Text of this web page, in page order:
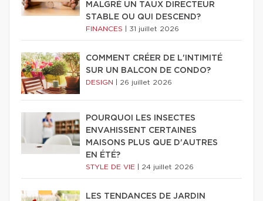
MALGRÉ UN TAUX DIRECTEUR
STABLE OU QUI DESCEND?
FINANCES 31 juillet 2026
COMMENT CRÉER DE L'INTIMITÉ
SUR UN BALCON DE CONDO?
DESIGN 26 juillet 2026
POURQUOI LES INSECTES
ENVAHISSENT CERTAINES
MAISONS PLUS QUE D'AUTRES
EN ÉTÉ?
STYLE DE VIE 24 juillet 2026
LES TENDANCES DE JARDIN